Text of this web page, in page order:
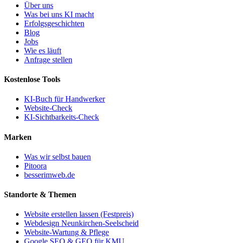
Über uns
Was bei uns KI macht
Erfolgsgeschichten
Blog
Jobs
Wie es läuft
Anfrage stellen
Kostenlose Tools
KI-Buch für Handwerker
Website-Check
KI-Sichtbarkeits-Check
Marken
Was wir selbst bauen
Pitoora
besserimweb.de
Standorte & Themen
Website erstellen lassen (Festpreis)
Webdesign Neunkirchen-Seelscheid
Website-Wartung & Pflege